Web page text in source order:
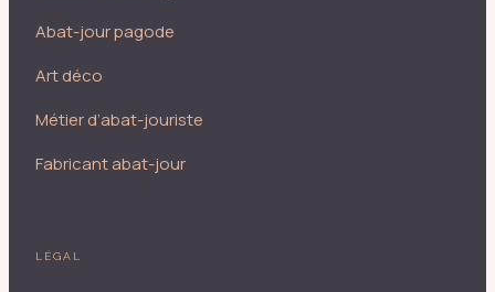
Abat-jour pagode
Art déco
Métier d’abat-jouriste
Fabricant abat-jour
LÉGAL